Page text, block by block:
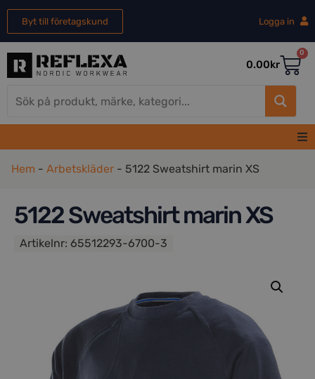
Byt till företagskund Logga in
0.00kr
0
Hem
Herr
Dam
Hem - Arbetskläder - 5122 Sweatshirt marin XS
5122 Sweatshirt marin XS
Artikelnr: 65512293-6700-3